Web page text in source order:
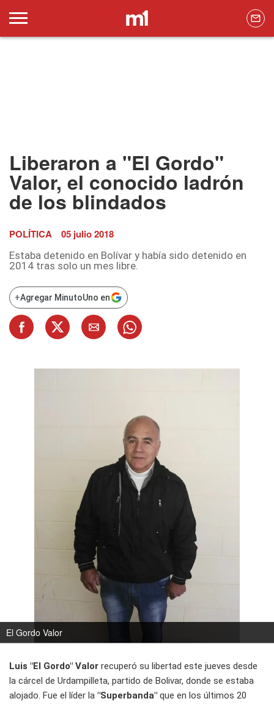
Liberaron a "El Gordo"
Valor, el conocido ladrón
de los blindados
POLÍTICA 05 julio 2018
Estaba detenido en Bolívar y había sido detenido en
2014 tras solo un mes libre.
+Agregar MinutoUno en
El Gordo Valor
Luis "El Gordo" Valor recuperó su libertad este jueves desde
la cárcel de Urdampilleta, partido de Bolivar, donde se estaba
alojado. Fue el líder la "Superbanda" que en los últimos 20